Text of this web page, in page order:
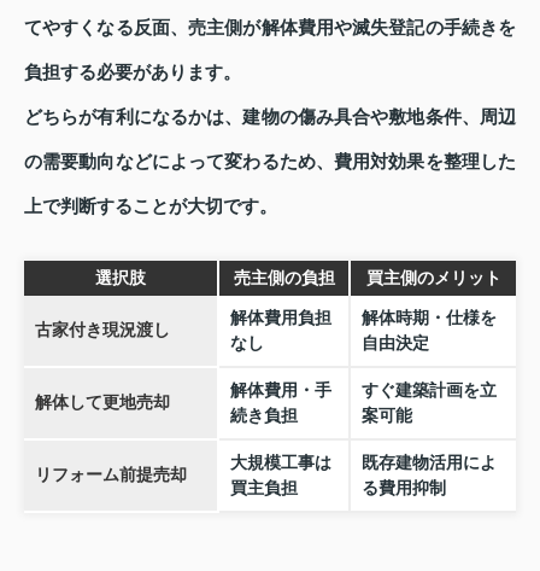
てやすくなる反面、売主側が解体費用や滅失登記の手続きを
負担する必要があります。
どちらが有利になるかは、建物の傷み具合や敷地条件、周辺
の需要動向などによって変わるため、費用対効果を整理した
上で判断することが大切です。
選択肢 売主側の負担 買主側のメリット
古家付き現況渡し
解体費用負担
なし
解体時期・仕様を
自由決定
解体して更地売却
解体費用・手
続き負担
すぐ建築計画を立
案可能
リフォーム前提売却
大規模工事は
買主負担
既存建物活用によ
る費用抑制